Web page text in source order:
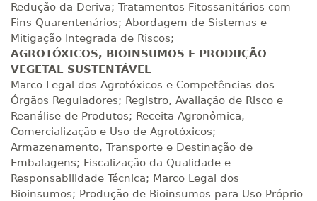
Redução da Deriva; Tratamentos Fitossanitários com
Fins Quarentenários; Abordagem de Sistemas e
Mitigação Integrada de Riscos;
AGROTÓXICOS, BIOINSUMOS E PRODUÇÃO
VEGETAL SUSTENTÁVEL
Marco Legal dos Agrotóxicos e Competências dos
Órgãos Reguladores; Registro, Avaliação de Risco e
Reanálise de Produtos; Receita Agronômica,
Comercialização e Uso de Agrotóxicos;
Armazenamento, Transporte e Destinação de
Embalagens; Fiscalização da Qualidade e
Responsabilidade Técnica; Marco Legal dos
Bioinsumos; Produção de Bioinsumos para Uso Próprio